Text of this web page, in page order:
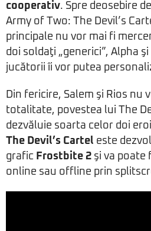
cooperativ. Spre deosebire
Army of Two: The Devil’s
principale nu vor mai fi
doi soldaţi „generici”, Alpha
jucătorii îi vor putea
Din fericire, Salem şi Rios nu
totalitate, povestea lui The
dezvăluie soarta celor doi
The Devil’s Cartel este
grafic Frostbite 2 şi va poate
online sau offline prin